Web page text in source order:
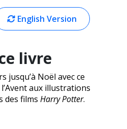
English Version
livre
jusqu’à Noël avec ce
aux illustrations
des films Harry Potter.